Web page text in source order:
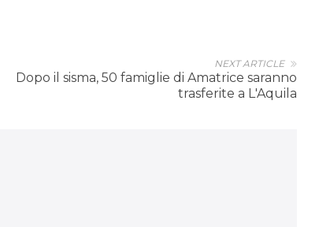
NEXT ARTICLE
Dopo il sisma, 50 famiglie di Amatrice saranno
trasferite a L'Aquila